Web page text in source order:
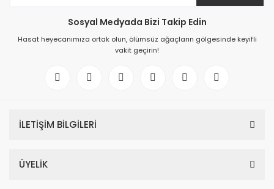
Sosyal Medyada Bizi Takip Edin
Hasat heyecanımıza ortak olun, ölümsüz ağaçların gölgesinde keyifli
vakit geçirin!
İLETİŞİM BİLGİLERİ
ÜYELİK